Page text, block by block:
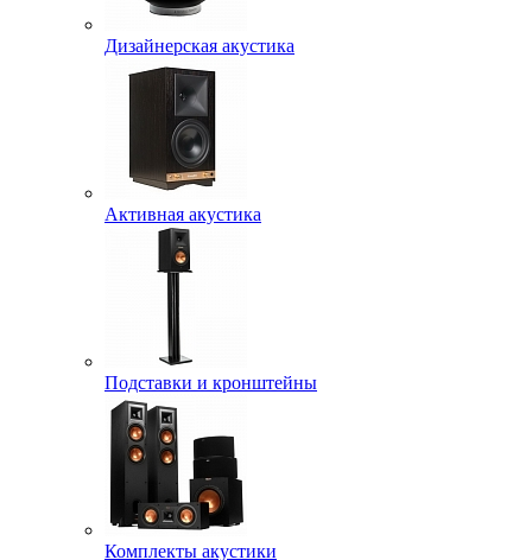
Дизайнерская акустика
Активная акустика
Подставки и кронштейны
Комплекты акустики